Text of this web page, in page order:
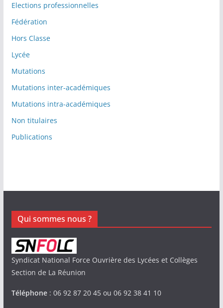
Elections professionnelles
Fédération
Hors Classe
Lycée
Mutations
Mutations inter-académiques
Mutations intra-académiques
Non titulaires
Publications
Qui sommes nous ?
Syndicat National Force Ouvrière des Lycées et Collèges
Section de La Réunion
Téléphone: 06 92 87 20 45 ou 06 92 38 41 10